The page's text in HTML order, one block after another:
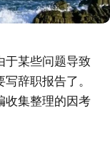
于某些问题导致
辞职报告了。
收集整理的因考